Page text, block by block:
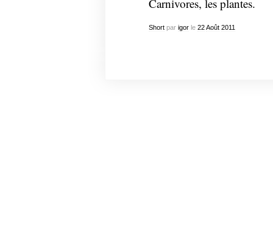
Carnivores, les plantes.
Shortpar igorle 22 Août 2011